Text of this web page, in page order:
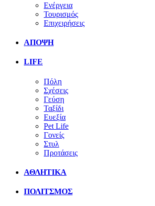
Ενέργεια
Τουρισμός
Επιχειρήσεις
ΑΠΟΨΗ
LIFE
Πόλη
Σχέσεις
Γεύση
Ταξίδι
Ευεξία
Pet Life
Γονείς
Στυλ
Προτάσεις
ΑΘΛΗΤΙΚΑ
ΠΟΛΙΤΣΜΟΣ